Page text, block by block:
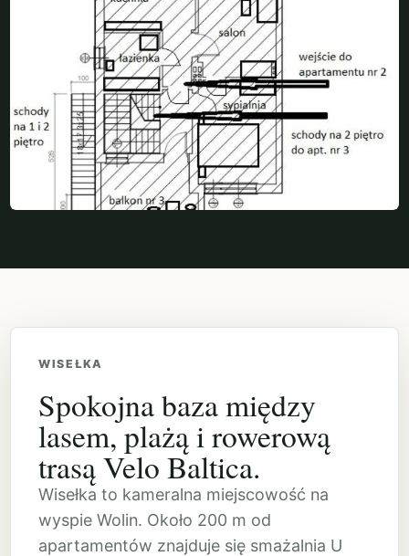
WISEŁKA
Spokojna baza między
lasem, plażą i rowerową
trasą Velo Baltica.
Wisełka to kameralna miejscowość na
wyspie Wolin. Około 200 m od
apartamentów znajduje się smażalnia U